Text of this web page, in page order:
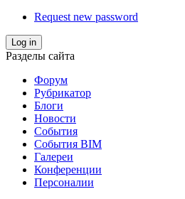
Request new password
Log in
Разделы сайта
Форум
Рубрикатор
Блоги
Новости
События
События BIM
Галереи
Конференции
Персоналии